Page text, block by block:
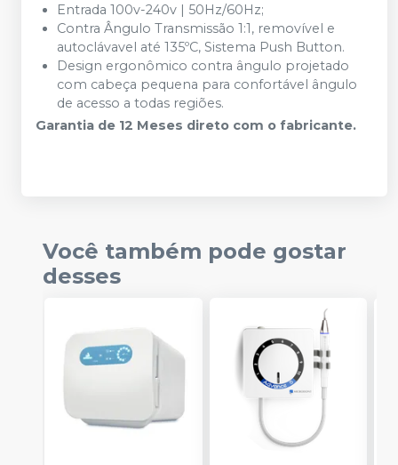
Entrada 100v-240v | 50Hz/60Hz;
Contra Ângulo Transmissão 1:1, removível e
autoclávavel até 135ºC, Sistema Push Button.
Design ergonômico contra ângulo projetado
com cabeça pequena para confortável ângulo
de acesso a todas regiões.
Garantia de 12 Meses direto com o fabricante.
Você também pode gostar
desses